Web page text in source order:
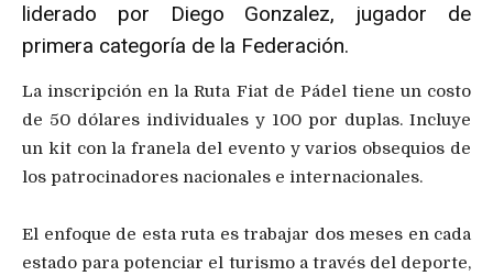
liderado por Diego Gonzalez, jugador de
primera categoría de la Federación.
La inscripción en la Ruta Fiat de Pádel tiene un costo
de 50 dólares individuales y 100 por duplas. Incluye
un kit con la franela del evento y varios obsequios de
los patrocinadores nacionales e internacionales.
El enfoque de esta ruta es trabajar dos meses en cada
estado para potenciar el turismo a través del deporte,